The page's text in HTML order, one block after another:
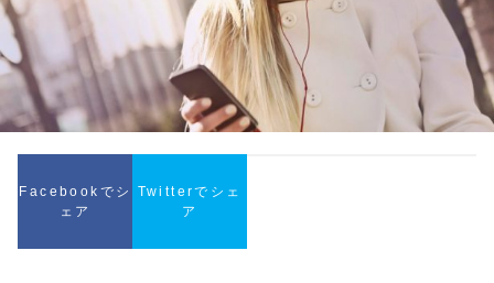
Facebookでシ
ェア
Twitterでシェ
ア